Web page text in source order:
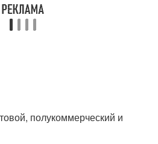
полукоммерческий и